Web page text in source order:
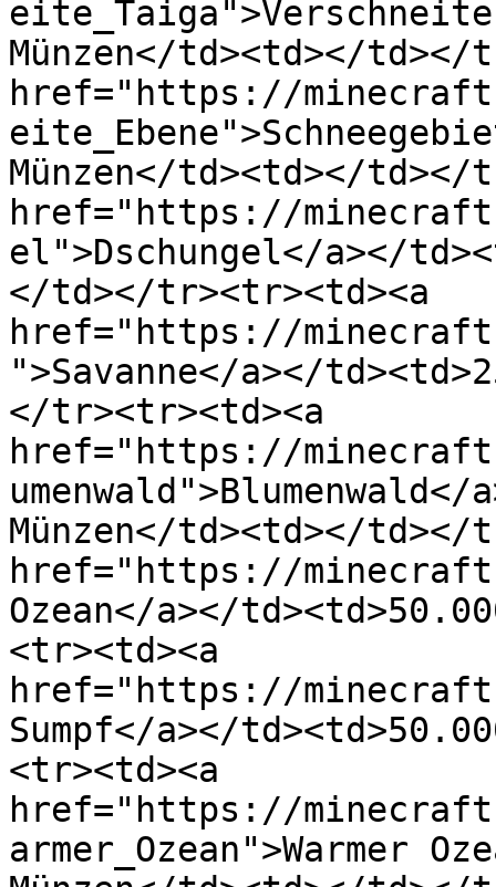
Münzen</td><td></td></
href="https://
Münzen</td><td></td></
href="https://
el">Dschungel</a></
</td></tr><tr><td><a
href="https://
">Savanne</a></
</tr><tr><td><a
href="https://
Münzen</td><td></td></
href="https://
Ozean</a></
<tr><td><a
href="https://
Sumpf</a></
<tr><td><a
href="https://
armer_Ozean">Warmer